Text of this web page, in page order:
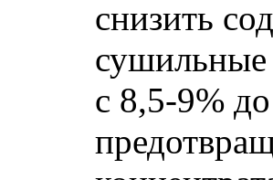
снизить
сушильные
с 8,5-9%